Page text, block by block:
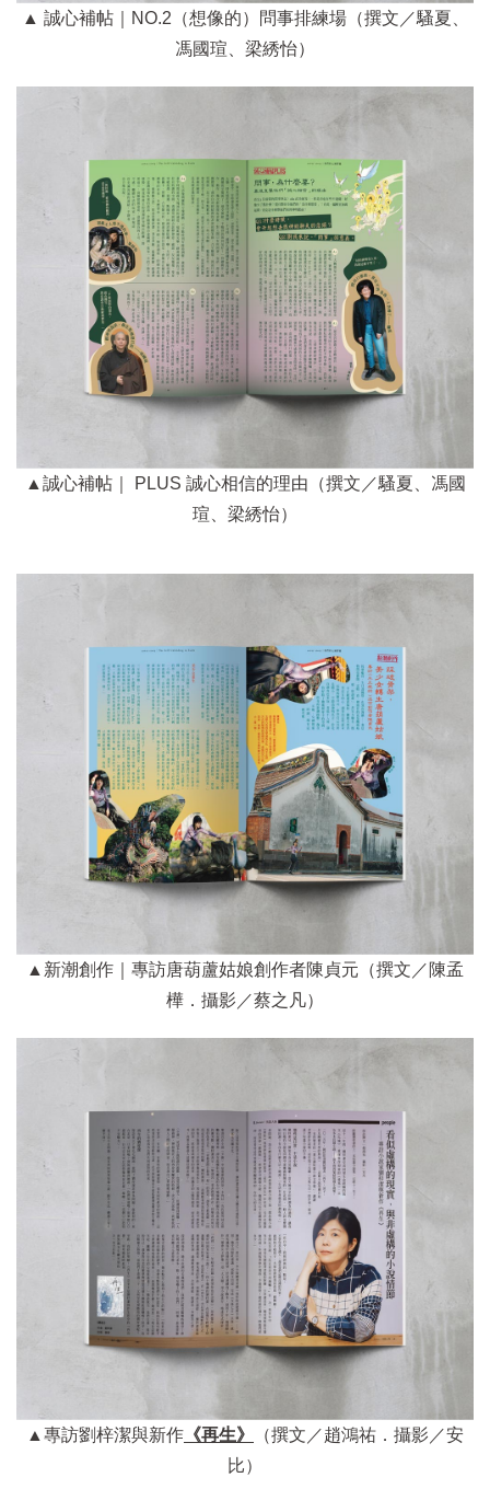
▲ 誠心補帖｜NO.2（想像的）問事排練場（撰文／騷夏、
馮國瑄、梁綉怡）
▲誠心補帖｜ PLUS 誠心相信的理由（撰文／騷夏、馮國
瑄、梁綉怡）
▲新潮創作｜專訪唐葫蘆姑娘創作者陳貞元（撰文／陳孟
樺．攝影／蔡之凡）
▲專訪劉梓潔與新作 《再生》
（撰文／趙鴻祐．攝影／安
比）